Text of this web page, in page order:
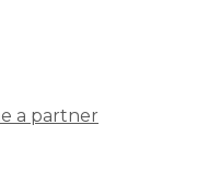
a partner